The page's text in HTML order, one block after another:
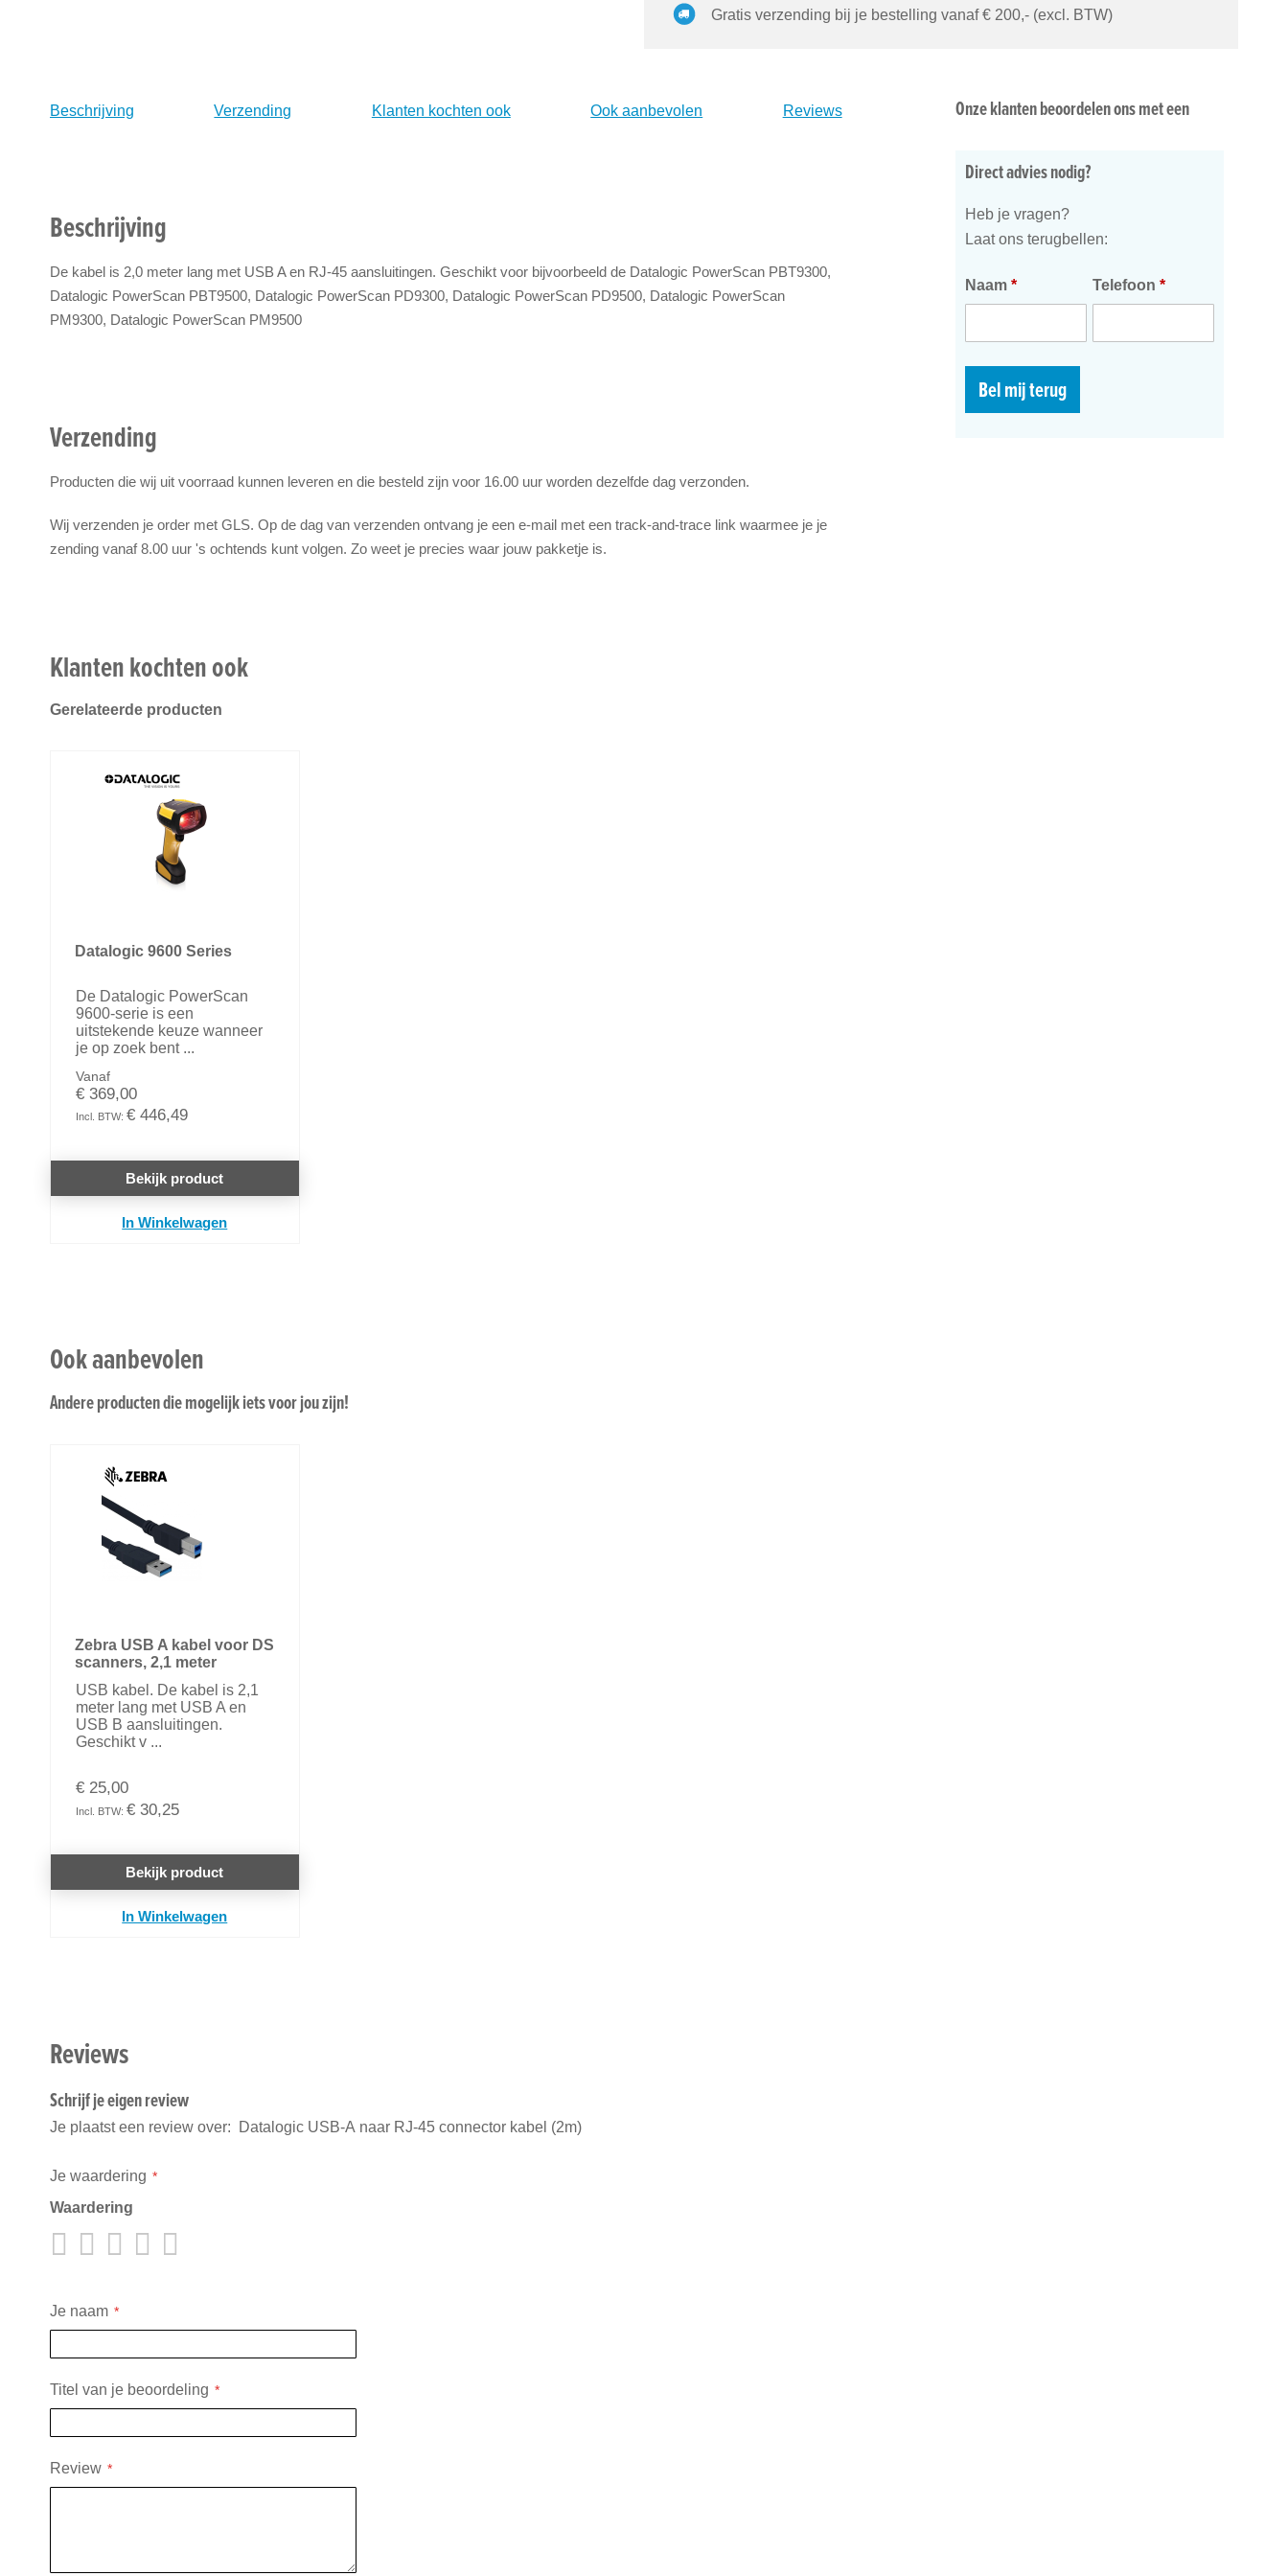
Gratis verzending bij je bestelling vanaf € 200,- (excl. BTW)
de
Beschrijving Verzending Klanten kochten ook Ook aanbevolen Reviews
Beschrijving
De kabel is 2,0 meter lang met USB A en RJ-45 aansluitingen. Geschikt voor bijvoorbeeld de Datalogic PowerScan PBT9300,
Datalogic PowerScan PBT9500, Datalogic PowerScan PD9300, Datalogic PowerScan PD9500, Datalogic PowerScan
PM9300, Datalogic PowerScan PM9500
Verzending
Producten die wij uit voorraad kunnen leveren en die besteld zijn voor 16.00 uur worden dezelfde dag verzonden.
Wij verzenden je order met GLS. Op de dag van verzenden ontvang je een e-mail met een track-and-trace link waarmee je je
zending vanaf 8.00 uur 's ochtends kunt volgen. Zo weet je precies waar jouw pakketje is.
Klanten kochten ook
Gerelateerde producten
Datalogic 9600 Series
De Datalogic PowerScan
9600-serie is een
uitstekende keuze wanneer
je op zoek bent ...
Vanaf
€ 369,00
€ 446,49
Bekijk product
In Winkelwagen
Ook aanbevolen
Andere producten die mogelijk iets voor jou zijn!
Zebra USB A kabel voor DS
scanners, 2,1 meter
USB kabel. De kabel is 2,1
meter lang met USB A en
USB B aansluitingen.
Geschikt v ...
€ 25,00
€ 30,25
Bekijk product
In Winkelwagen
Reviews
Schrijf je eigen review
Je plaatst een review over: Datalogic USB-A naar RJ-45 connector kabel (2m)
Je waardering
Waardering
1
star
2
stars
3
stars
4
stars
Je naam
Titel van je beoordeling
Review
Onze klanten beoordelen ons met een
Direct advies nodig?
Heb je vragen?
Laat ons terugbellen:
Naam * Telefoon *
Bel mij terug